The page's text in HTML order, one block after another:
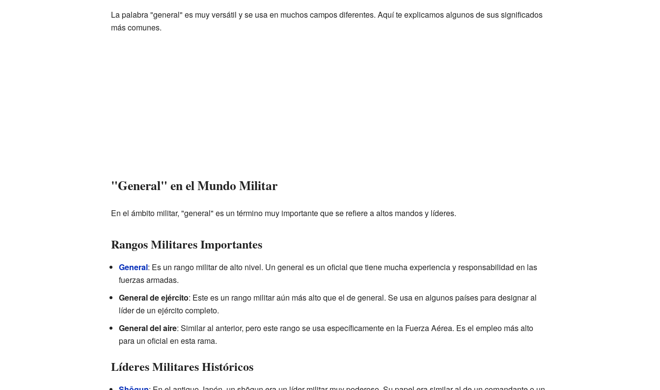
La palabra "general" es muy versátil y se usa en muchos campos diferentes. Aquí te explicamos algunos de sus significados
más comunes.
"General" en el Mundo Militar
En el ámbito militar, "general" es un término muy importante que se refiere a altos mandos y líderes.
Rangos Militares Importantes
General: Es un rango militar de alto nivel. Un general es un oficial que tiene mucha experiencia y responsabilidad en las
fuerzas armadas.
General de ejército: Este es un rango militar aún más alto que el de general. Se usa en algunos países para designar al
líder de un ejército completo.
General del aire: Similar al anterior, pero este rango se usa específicamente en la Fuerza Aérea. Es el empleo más alto
para un oficial en esta rama.
Líderes Militares Históricos